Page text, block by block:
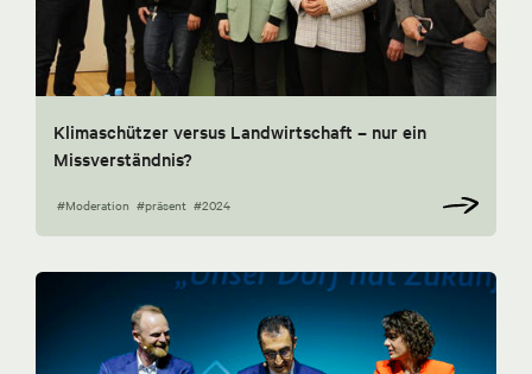
Klimaschützer versus Landwirtschaft – nur ein
Missverständnis?
#Moderation #präsent #2024